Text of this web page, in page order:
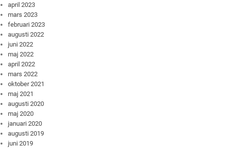
april 2023
mars 2023
februari 2023
augusti 2022
juni 2022
maj 2022
april 2022
mars 2022
oktober 2021
maj 2021
augusti 2020
maj 2020
januari 2020
augusti 2019
juni 2019